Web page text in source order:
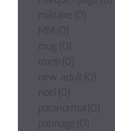
militaire (0)
MM (0)
mug (0)
mxm (0)
new adult (0)
noël (0)
paranormal (0)
patinage (0)